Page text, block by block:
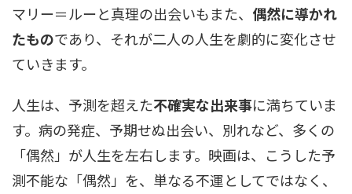
マリー＝ルーと真理の出会いもまた、 偶然に導かれ
たものであり、それが二人の人生を劇的に変化させ
ていきます。
人生は、予測を超えた不確実な出来事に満ちていま
す。病の発症、予期せぬ出会い、別れなど、多くの
「偶然」が人生を左右します。映画は、こうした予
測不能な「偶然」を、単なる不運としてではなく、